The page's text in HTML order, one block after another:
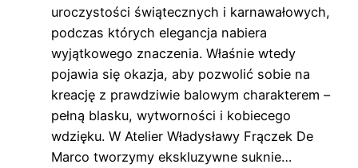
uroczystości świątecznych i karnawałowych,
podczas których elegancja nabiera
wyjątkowego znaczenia. Właśnie wtedy
pojawia się okazja, aby pozwolić sobie na
kreację z prawdziwie balowym charakterem –
pełną blasku, wytworności i kobiecego
wdzięku. W Atelier Władysławy Frączek De
Marco tworzymy ekskluzywne suknie…